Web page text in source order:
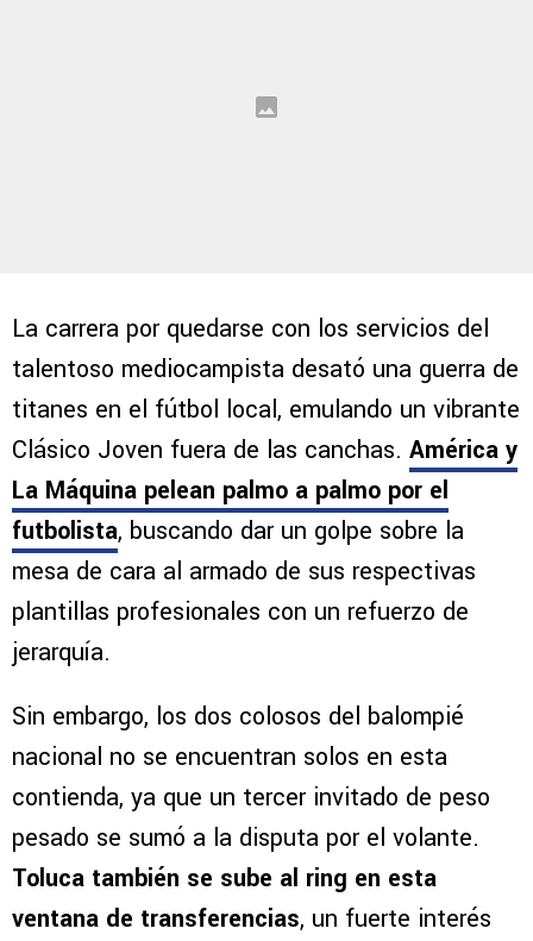
La carrera por quedarse con los servicios del
talentoso mediocampista desató una guerra de
titanes en el fútbol local, emulando un vibrante
Clásico Joven fuera de las canchas. América y
La Máquina pelean palmo a palmo por el
futbolista, buscando dar un golpe sobre la
mesa de cara al armado de sus respectivas
plantillas profesionales con un refuerzo de
jerarquía.
Sin embargo, los dos colosos del balompié
nacional no se encuentran solos en esta
contienda, ya que un tercer invitado de peso
pesado se sumó a la disputa por el volante.
Toluca también se sube al ring en esta
ventana de transferencias, un fuerte interés